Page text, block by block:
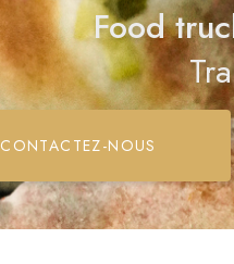
Food
CONTACTEZ-NOUS